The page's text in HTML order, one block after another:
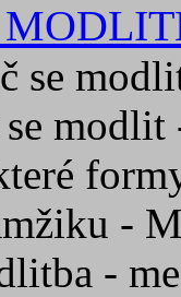
se
se modlit
-
-